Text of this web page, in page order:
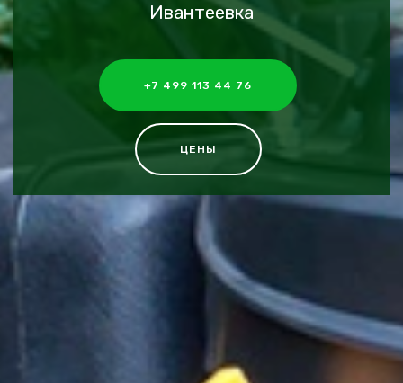
Ивантеевка
+7 499 113 44 76
ЦЕНЫ